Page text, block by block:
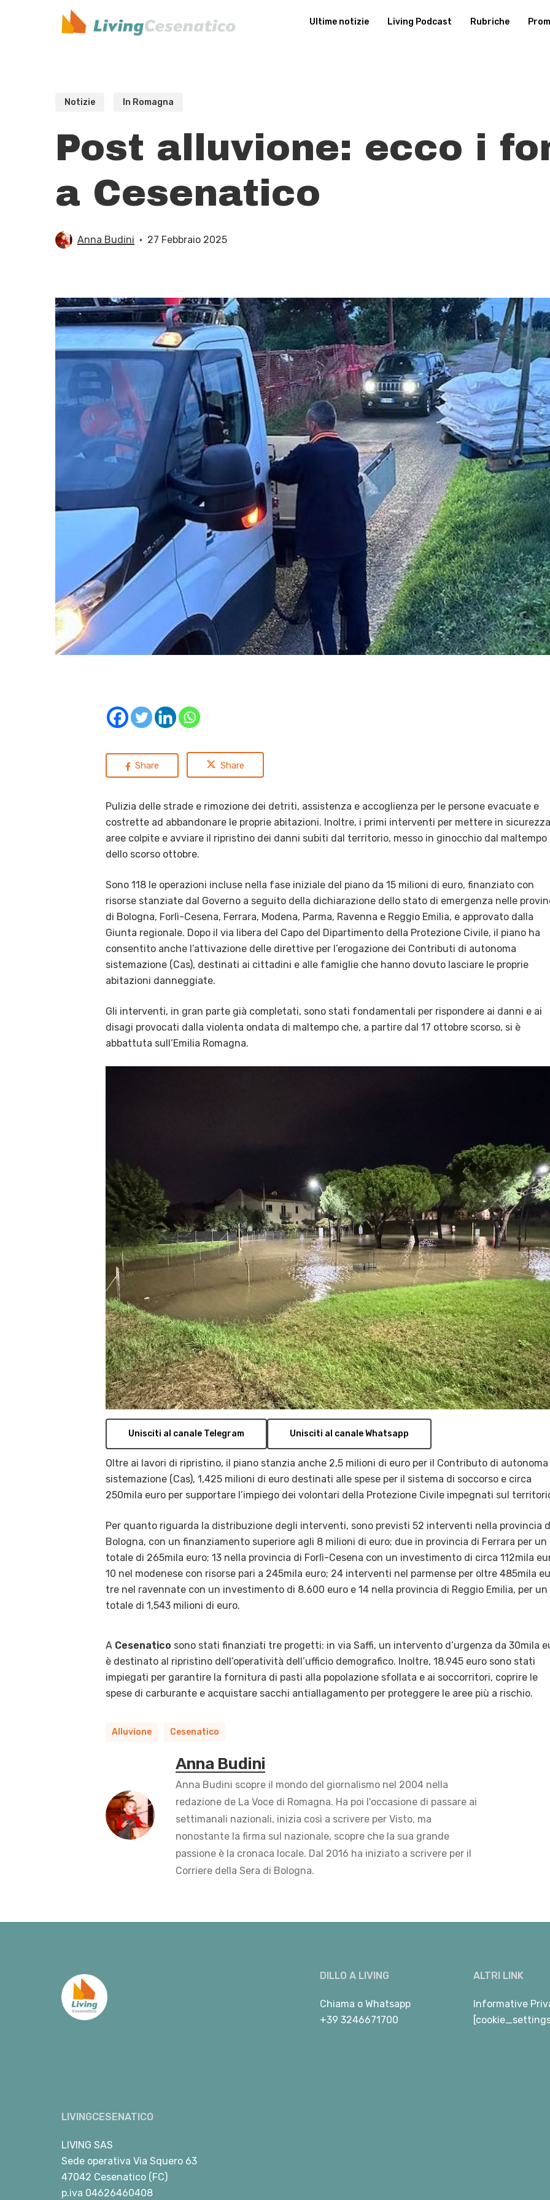
Ultime notizie Living Podcast Rubriche
Notizie In Romagna
Post alluvione: ecco i
a Cesenatico
Anna Budini 27 Febbraio 2025
Share Share
Pulizia delle strade e rimozione dei detriti, assistenza e accoglienza per le persone evacuate e
costrette ad abbandonare le proprie abitazioni. Inoltre, i primi interventi per mettere in
aree colpite e avviare il ripristino dei danni subiti dal territorio, messo in ginocchio dal maltempo
dello scorso ottobre.
Sono 118 le operazioni incluse nella fase iniziale del piano da 15 milioni di euro, finanziato con
risorse stanziate dal Governo a seguito della dichiarazione dello stato di emergenza nelle
di Bologna, Forlì-Cesena, Ferrara, Modena, Parma, Ravenna e Reggio Emilia, e approvato dalla
Giunta regionale. Dopo il via libera del Capo del Dipartimento della Protezione Civile, il piano ha
consentito anche l’attivazione delle direttive per l’erogazione dei Contributi di autonoma
sistemazione (Cas), destinati ai cittadini e alle famiglie che hanno dovuto lasciare le proprie
abitazioni danneggiate.
Gli interventi, in gran parte già completati, sono stati fondamentali per rispondere ai danni e ai
disagi provocati dalla violenta ondata di maltempo che, a partire dal 17 ottobre scorso, si è
abbattuta sull’Emilia Romagna.
Unisciti al canale Telegram Unisciti al canale Whatsapp
Oltre ai lavori di ripristino, il piano stanzia anche 2,5 milioni di euro per il Contributo di autonoma
sistemazione (Cas), 1,425 milioni di euro destinati alle spese per il sistema di soccorso e circa
250mila euro per supportare l’impiego dei volontari della Protezione Civile impegnati sul
Per quanto riguarda la distribuzione degli interventi, sono previsti 52 interventi nella provincia
Bologna, con un finanziamento superiore agli 8 milioni di euro; due in provincia di Ferrara per un
totale di 265mila euro; 13 nella provincia di Forlì-Cesena con un investimento di circa 112mila
10 nel modenese con risorse pari a 245mila euro; 24 interventi nel parmense per oltre 485mila
tre nel ravennate con un investimento di 8.600 euro e 14 nella provincia di Reggio Emilia, per un
totale di 1,543 milioni di euro.
A Cesenatico sono stati finanziati tre progetti: in via Saffi, un intervento d’urgenza da 30mila
è destinato al ripristino dell’operatività dell’ufficio demografico. Inoltre, 18.945 euro sono stati
impiegati per garantire la fornitura di pasti alla popolazione sfollata e ai soccorritori, coprire le
spese di carburante e acquistare sacchi antiallagamento per proteggere le aree più a rischio.
Alluvione Cesenatico
Anna Budini
Anna Budini scopre il mondo del giornalismo nel 2004 nella
redazione de La Voce di Romagna. Ha poi l'occasione di passare ai
settimanali nazionali, inizia così a scrivere per Visto, ma
nonostante la firma sul nazionale, scopre che la sua grande
passione è la cronaca locale. Dal 2016 ha iniziato a scrivere per il
Corriere della Sera di Bologna.
LIVINGCESENATICO
LIVING SAS
Sede operativa Via Squero 63
47042 Cesenatico (FC)
p.iva 04626460408
DILLO A LIVING
Chiama o Whatsapp
+39 3246671700
ALTRI LINK
Informative